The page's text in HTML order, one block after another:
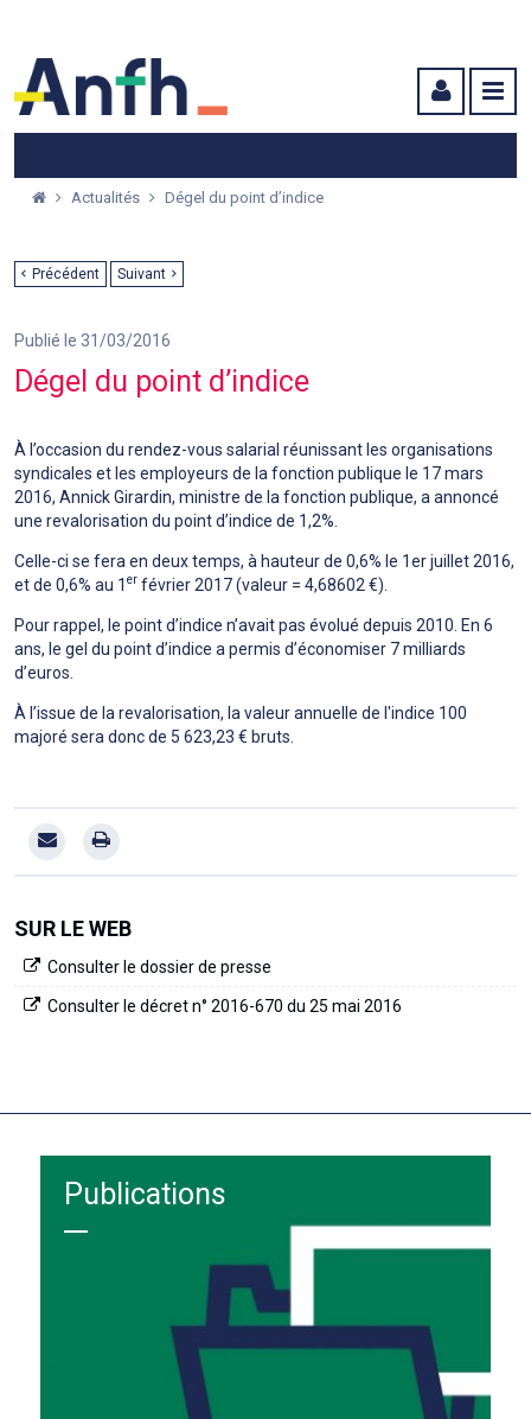
Actualités Dégel du point d’indice
Précédent Suivant
Publié le 31/03/2016
Dégel du point d’indice
À l’occasion du rendez-vous salarial réunissant les organisations
syndicales et les employeurs de la fonction publique le 17 mars
2016, Annick Girardin, ministre de la fonction publique, a annoncé
une revalorisation du point d’indice de 1,2%.
Celle-ci se fera en deux temps, à hauteur de 0,6% le 1er juillet 2016,
et de 0,6% au 1 er février 2017 (valeur = 4,68602 €).
Pour rappel, le point d’indice n’avait pas évolué depuis 2010. En 6
ans, le gel du point d’indice a permis d’économiser 7 milliards
d’euros.
À l’issue de la revalorisation, la valeur annuelle de l'indice 100
majoré sera donc de 5 623,23 € bruts.
SUR LE WEB
Consulter le dossier de presse
Consulter le décret n° 2016-670 du 25 mai 2016
Publications